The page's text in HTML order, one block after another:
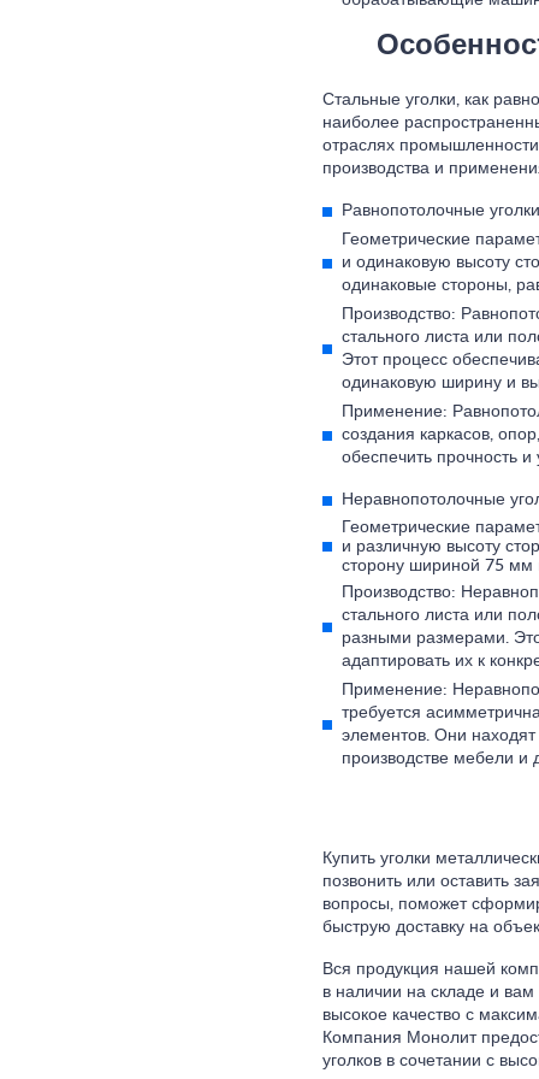
Стальные уголки, как
наиболее
отраслях
производства и
Равнопотолочные
Геометрические
и одинаковую высоту
одинаковые стороны,
Производство:
стального листа или
Этот процесс
одинаковую ширину и
Применение:
создания каркасов,
обеспечить прочность и
Неравнопотолочные
Геометрические
и различную высоту
сторону шириной 75 мм
Производство:
стального листа или
разными размерами.
адаптировать их к
Применение:
требуется
элементов. Они
производстве мебели и
Купить уголки
позвонить или оставить
вопросы, поможет
быструю доставку на
Вся продукция нашей
в наличии на складе и
высокое качество с
Компания Монолит
уголков в сочетании с